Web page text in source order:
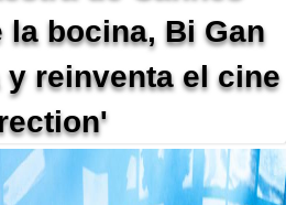
la bocina, Bi Gan
y reinventa el cine